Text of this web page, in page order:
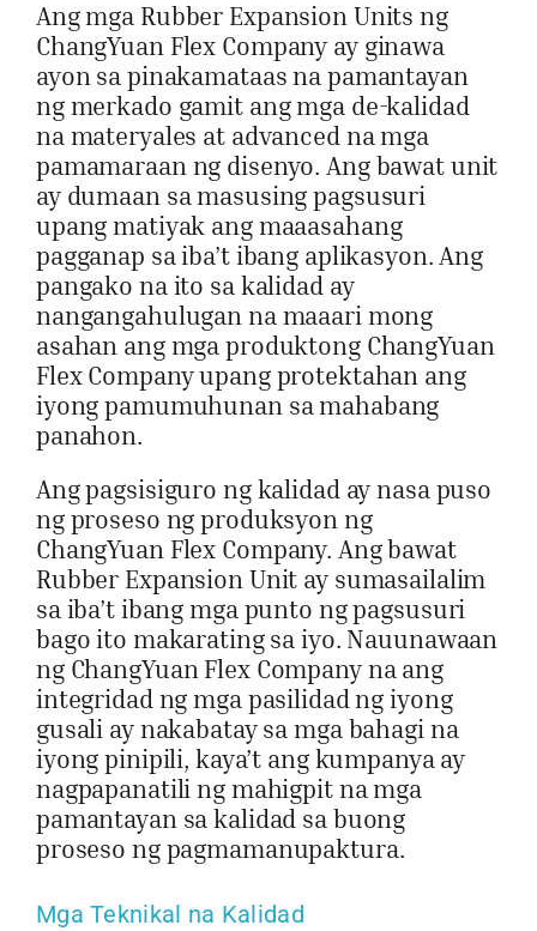
Ang mga Rubber Expansion Units ng
ChangYuan Flex Company ay ginawa
ayon sa pinakamataas na pamantayan
ng merkado gamit ang mga de-kalidad
na materyales at advanced na mga
pamamaraan ng disenyo. Ang bawat unit
ay dumaan sa masusing pagsusuri
upang matiyak ang maaasahang
pagganap sa iba’t ibang aplikasyon. Ang
pangako na ito sa kalidad ay
nangangahulugan na maaari mong
asahan ang mga produktong ChangYuan
Flex Company upang protektahan ang
iyong pamumuhunan sa mahabang
panahon.
Ang pagsisiguro ng kalidad ay nasa puso
ng proseso ng produksyon ng
ChangYuan Flex Company. Ang bawat
Rubber Expansion Unit ay sumasailalim
sa iba’t ibang mga punto ng pagsusuri
bago ito makarating sa iyo. Nauunawaan
ng ChangYuan Flex Company na ang
integridad ng mga pasilidad ng iyong
gusali ay nakabatay sa mga bahagi na
iyong pinipili, kaya’t ang kumpanya ay
nagpapanatili ng mahigpit na mga
pamantayan sa kalidad sa buong
proseso ng pagmamanupaktura.
Mga Teknikal na Kalidad